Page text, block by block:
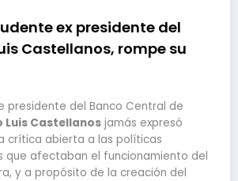
ex presidente del
Castellanos, rompe su
presidente del Banco Central de
Luis Castellanos jamás expresó
crítica abierta a las políticas
que afectaban el funcionamiento del
y a propósito de la creación del